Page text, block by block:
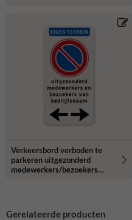
Verkeersbord verboden te
parkeren uitgezonderd
medewerkers/bezoekers
Gerelateerde producten